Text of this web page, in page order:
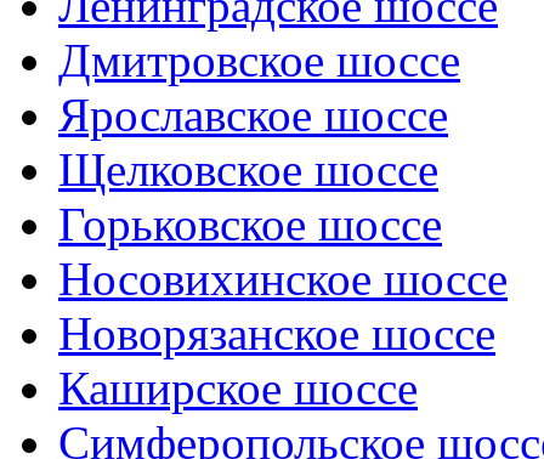
Дмитровское шоссе
Ярославское шоссе
Щелковское шоссе
Горьковское шоссе
Носовихинское шоссе
Новорязанское шоссе
Каширское шоссе
Симферопольское